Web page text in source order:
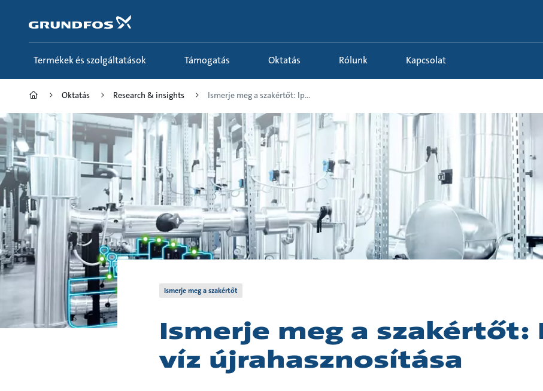
átugrása
Termékek és szolgáltatások Támogatás Oktatás Rólunk Kapcsolat
Oktatás Research & insights Ismerje meg a szakértőt: Ip...
Ismerje meg a szakértőt
Ismerje meg a szakértőt:
víz újrahasznosítása